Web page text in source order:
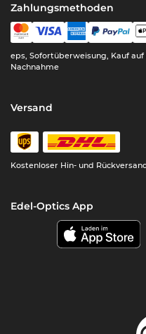
Zahlungsmethoden
eps, Sofortüberweisung, Kauf auf
Nachnahme
Versand
Kostenloser Hin- und
Edel-Optics App